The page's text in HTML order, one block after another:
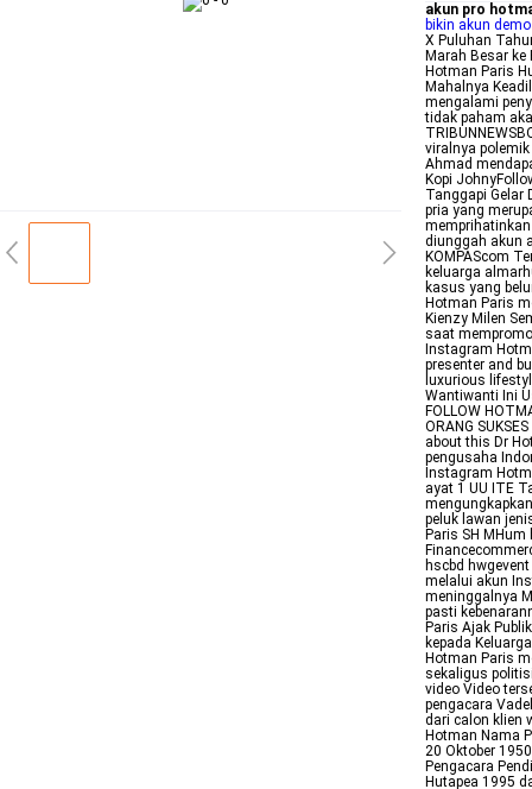
akun pro
bikin akun
X Puluhan
Marah Besar
Hotman Paris
Mahalnya
mengalami
tidak paham
viralnya
Ahmad
Kopi
Tanggapi Gelar
pria yang
diunggah akun
KOMPAScom
keluarga
kasus yang
Hotman Paris
Kienzy Milen
saat
Instagram
presenter and
luxurious
Wantiwanti Ini
FOLLOW
ORANG
about this Dr
pengusaha
Instagram
ayat 1 UU ITE
peluk lawan
Paris SH
hscbd
melalui akun
meninggalnya
pasti
Paris Ajak
kepada
Hotman Paris
sekaligus
video Video
pengacara
dari calon klien
Hotman Nama
20 Oktober
Pengacara
Hutapea 1995